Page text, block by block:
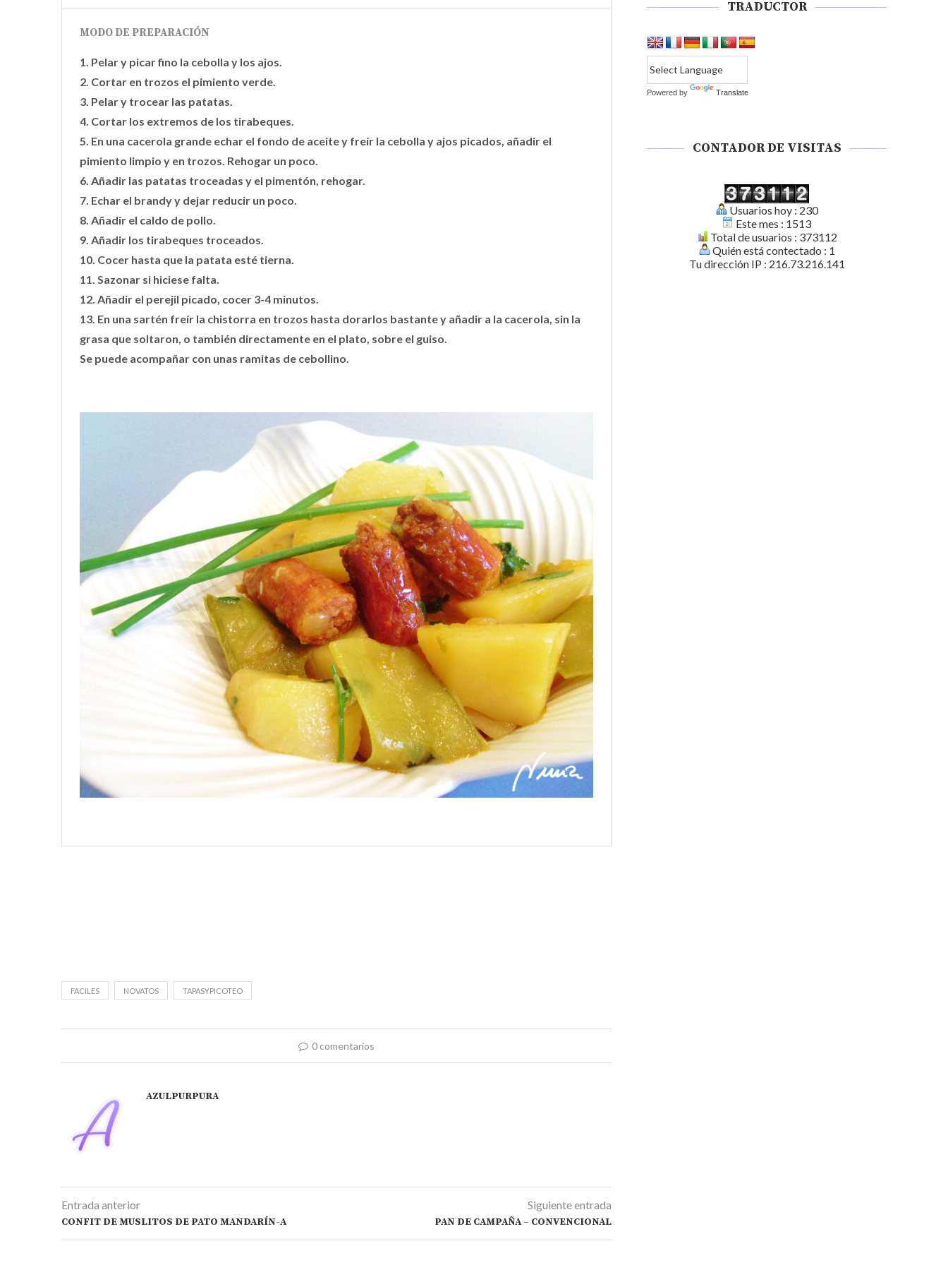
MODO DE PREPARACIÓN
1. Pelar y picar fino la cebolla y los ajos.
2. Cortar en trozos el pimiento verde.
3. Pelar y trocear las patatas.
4. Cortar los extremos de los tirabeques.
5. En una cacerola grande echar el fondo de aceite y freír la cebolla y ajos picados, añadir el
pimiento limpio y en trozos. Rehogar un poco.
6. Añadir las patatas troceadas y el pimentón, rehogar.
7. Echar el brandy y dejar reducir un poco.
8. Añadir el caldo de pollo.
9. Añadir los tirabeques troceados.
10. Cocer hasta que la patata esté tierna.
11. Sazonar si hiciese falta.
12. Añadir el perejil picado, cocer 3-4 minutos.
13. En una sartén freír la chistorra en trozos hasta dorarlos bastante y añadir a la cacerola, sin la
grasa que soltaron, o también directamente en el plato, sobre el guiso.
Se puede acompañar con unas ramitas de cebollino.
FACILES NOVATOS TAPASYPICOTEO
0 comentarios
AZULPURPURA
Entrada anterior
CONFIT DE MUSLITOS DE PATO MANDARÍN-A
Siguiente entrada
PAN DE CAMPAÑA – CONVENCIONAL
TRADUCTOR
Powered by Translate
CONTADOR DE VISITAS
Usuarios hoy : 230
Este mes : 1513
Total de usuarios : 373112
Quién está contectado : 1
Tu dirección IP : 216.73.216.141